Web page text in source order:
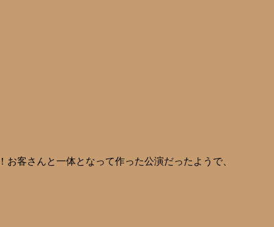
客さんと一体となって作った公演だったようで、